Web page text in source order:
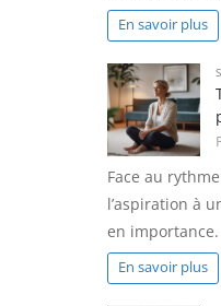
En savoir plus
Face au
l’aspiration à
en
En savoir plus